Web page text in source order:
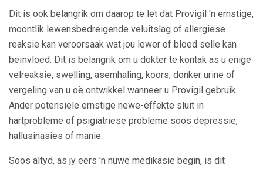
Dit is ook belangrik om daarop te let dat Provigil 'n ernstige,
moontlik lewensbedreigende veluitslag of allergiese
reaksie kan veroorsaak wat jou lewer of bloed selle kan
beïnvloed. Dit is belangrik om u dokter te kontak as u enige
velreaksie, swelling, asemhaling, koors, donker urine of
vergeling van u oë ontwikkel wanneer u Provigil gebruik.
Ander potensiële ernstige newe-effekte sluit in
hartprobleme of psigiatriese probleme soos depressie,
hallusinasies of manie.
Soos altyd, as jy eers 'n nuwe medikasie begin, is dit